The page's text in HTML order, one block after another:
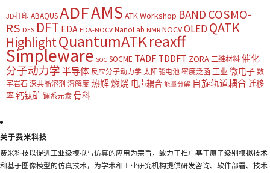
3D打印 ABAQUSADFAMS ATK Workshop BAND COSMO-
RS DES DFT EDA EDA-NOCV NanoLab NMR NOCVOLED QATK
HighlightQuantumATKreaxff
Simpleware SOC SOCME TADF TDDFT ZORA 二维材料 催化
分子动力学 半导体 反应分子动力学 太阳能电池 密度泛函 工业 微电子 数
字岩石 深共晶溶剂 溶解度 热解燃烧 电声耦合 能量分解 自旋轨道耦合迁移
率钙钛矿 镧系元素 骨科
关于费米科技
费米科技以促进工业级模拟与仿真的应用为宗旨，致力于推广基于原子级别模拟技术
和基于图像模型的仿真技术，为学术和工业研究机构提供研发咨询、软件部署、技术